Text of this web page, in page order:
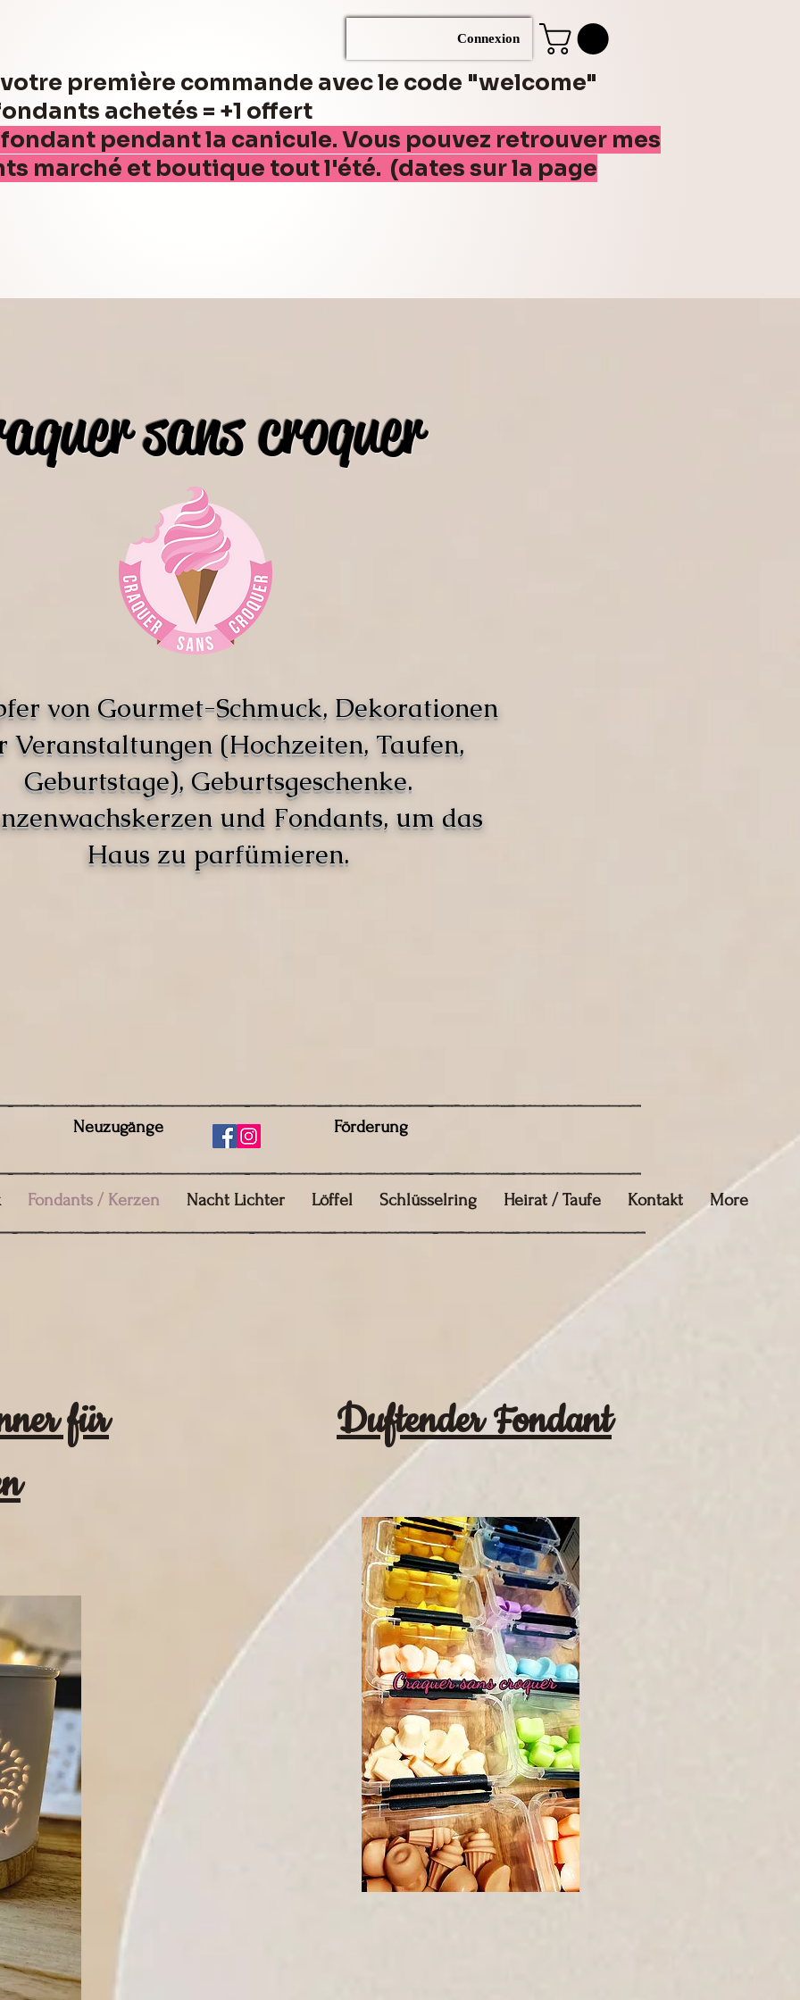
Connexion
première commande avec le code "welcome"
achetés = +1 offert
pendant la canicule. Vous pouvez retrouver mes
marché et boutique tout l'été. (dates sur la page
sans croquer
von Gourmet-Schmuck, Dekorationen
Veranstaltungen (Hochzeiten, Taufen,
Geburtstage), Geburtsgeschenke.
und Fondants, um das
Haus zu parfümieren.
Neuzugänge Förderung
Fondants / Kerzen Nacht Lichter Löffel Schlüsselring Heirat / Taufe Kontakt More
Duftender Fondant
für